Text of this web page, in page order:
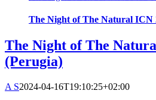
The Night of The Natural ICN
The Night of The
(Perugia)
A S2024-04-16T19:10:25+02:00